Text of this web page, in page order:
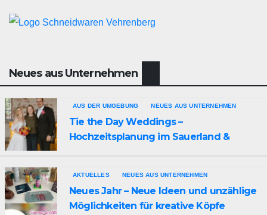
Neues aus Unternehmen
AUS DER UMGEBUNG NEUES AUS UNTERNEHMEN
Tie the Day Weddings –
Hochzeitsplanung im Sauerland &
AKTUELLES NEUES AUS UNTERNEHMEN
Neues Jahr – Neue Ideen und unzählige
Möglichkeiten für kreative Köpfe